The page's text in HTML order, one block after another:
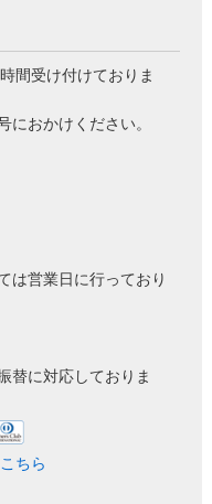
間受け付けておりま
におかけください。
は営業日に行っており
替に対応しておりま
ちら